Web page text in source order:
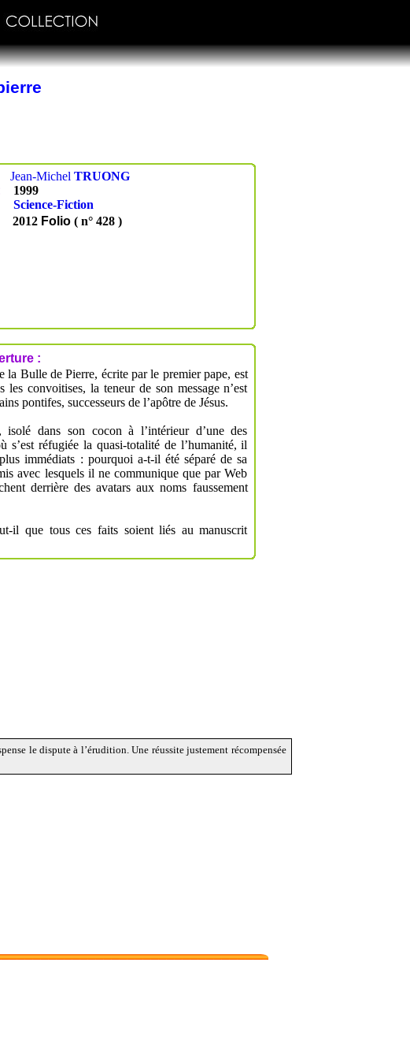
Jean-Michel TRUONG
1999
Science-Fiction
2012 Folio ( n° 428 )
:
la Bulle de Pierre, écrite par le premier pape, est
les convoitises, la teneur de son message n’est
pontifes, successeurs de l’apôtre de Jésus.
dans son cocon à l’intérieur d’une des
s’est réfugiée la quasi-totalité de l’humanité, il
immédiats : pourquoi a-t-il été séparé de sa
avec lesquels il ne communique que par Web
derrière des avatars aux noms faussement
il que tous ces faits soient liés au manuscrit
le dispute à l’érudition. Une réussite justement récompensée